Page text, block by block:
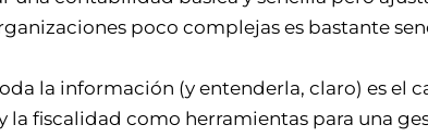
poco complejas es bastante
la información (y entenderla, claro) es el
la fiscalidad como herramientas para una